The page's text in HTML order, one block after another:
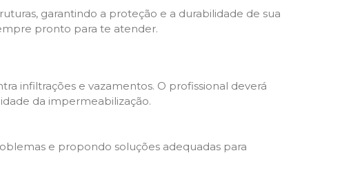
garantindo a proteção e a durabilidade de sua
pronto para te atender.
infiltrações e vazamentos. O profissional deverá
da impermeabilização.
e propondo soluções adequadas para